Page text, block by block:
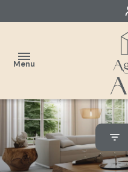
Menu
accueil
estimer
Classique